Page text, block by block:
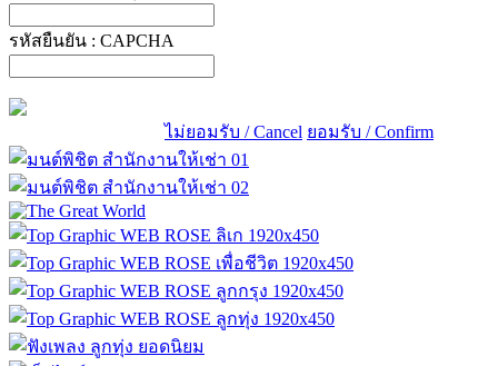
รหัสยืนยัน : CAPCHA
ไม่ยอมรับ / Cancel ยอมรับ / Confirm